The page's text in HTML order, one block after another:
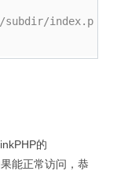
index.p
的
能正常访问，恭